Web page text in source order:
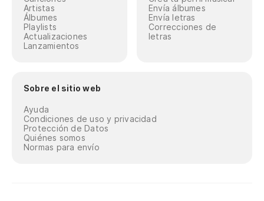
Artistas
Álbumes
Playlists
Actualizaciones
Lanzamientos
Envía álbumes
Envía letras
Correcciones de
letras
Sobre el sitio web
Ayuda
Condiciones de uso y privacidad
Protección de Datos
Quiénes somos
Normas para envío